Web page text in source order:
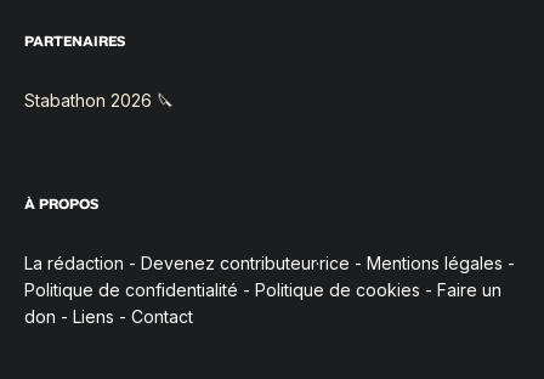
PARTENAIRES
Stabathon 2026 🔪
À PROPOS
La rédaction - Devenez contributeur·rice - Mentions légales -
Politique de confidentialité - Politique de cookies - Faire un
don - Liens - Contact